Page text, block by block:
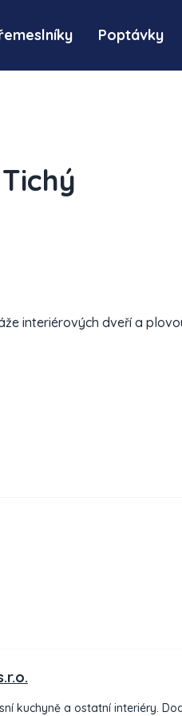
Poptávky
interiérových dveří a
kuchyně a ostatní interiéry.